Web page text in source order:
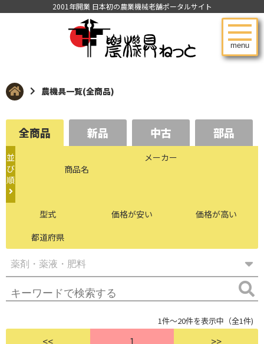
menu
2001年開業 日本初の農業機械老舗ポータルサイト
農機具一覧(全商品)
全商品 新品 中古 部品
並
び
順
商品名
メーカー
型式 価格が安い
価格が高い
都道府県
1件～20件を表示中（全1件)
<< 1 >>